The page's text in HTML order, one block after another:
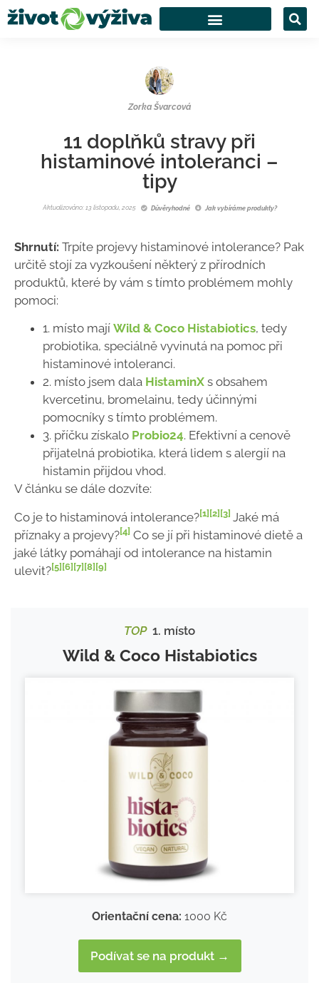
Zorka Švarcová
11 doplňků stravy při
histaminové intoleranci –
tipy
Aktualizováno: 13 listopadu, 2025 Důvěryhodné Jak vybíráme produkty?
Shrnutí: Trpíte projevy histaminové intolerance? Pak
určitě stojí za vyzkoušení některý z přírodních
produktů, které by vám s tímto problémem mohly
pomoci:
1. místo mají Wild & Coco Histabiotics, tedy
probiotika, speciálně vyvinutá na pomoc při
histaminové intoleranci.
2. místo jsem dala HistaminX s obsahem
kvercetinu, bromelainu, tedy účinnými
pomocníky s tímto problémem.
3. příčku získalo Probio24. Efektivní a cenově
přijatelná probiotika, která lidem s alergií na
histamin přijdou vhod.
V článku se dále dozvíte:
Co je to histaminová intolerance?[1] [2] [3] Jaké má
příznaky a projevy?[4] Co se jí při histaminové dietě a
jaké látky pomáhají od intolerance na histamin
ulevit?[5] [6] [7] [8] [9]
TOP1. místo
Wild & Coco Histabiotics
Orientační cena: 1000 Kč
Podívat se na produkt →